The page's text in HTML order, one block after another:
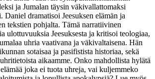
ja Jumalan täysin väkivallattomaksi
Daniel dramatisoi Jeesuksen elämän ja
tekstien pohjalta. Tämä narratiivinen
ulottuvuuksia Jeesuksesta ja kritisoi teologiaa,
uhria vaativana ja väkivaltaisena. Hän
sotaisaa ja pasifistista historiaa, sekä
aikaamme. Onko mahdollista hylätä
joka ei tuota uhreja, vai kuljemmeko